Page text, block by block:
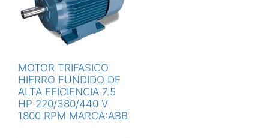
MOTOR TRIFASICO
HIERRO FUNDIDO DE
ALTA EFICIENCIA 7.5
HP 220/380/440 V
1800 RPM MARCA:ABB